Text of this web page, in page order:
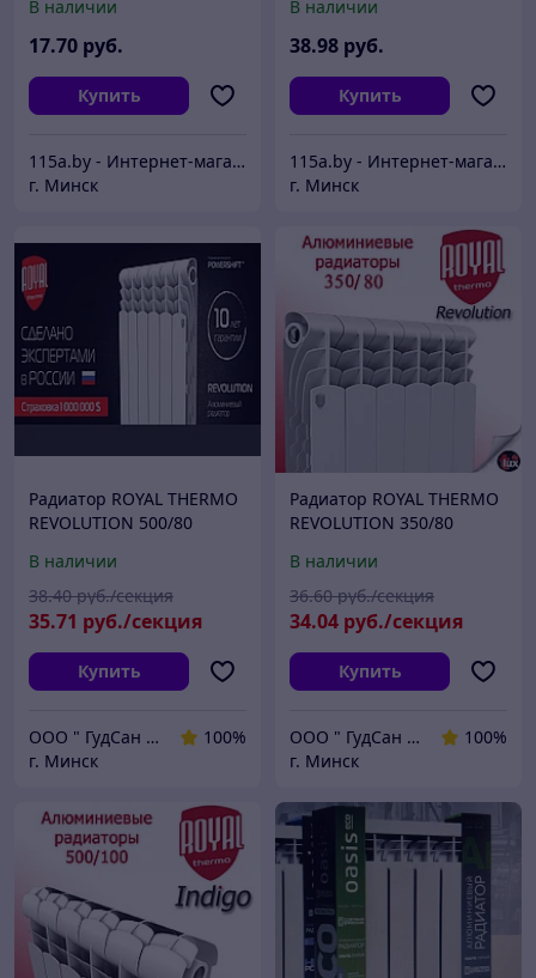
В наличии
17.70 руб.
Купить
115a.by - Интернет-магазин отопления и сантехники
г. Минск
(Россия).
В наличии
38.98 руб.
Купить
115a.by - Интернет-магазин отопления и сантехники
г. Минск
Радиатор ROYAL THERMO
REVOLUTION 500/80
В наличии
35.71 руб./секция
38.40 руб./секция
Купить
ООО " ГудСан " сантехника, отопление
100%
г. Минск
Радиатор ROYAL THERMO
REVOLUTION 350/80
скрутка)
В наличии
34.04 руб./секция
36.60 руб./секция
Купить
ООО " ГудСан " сантехника, отопление
100%
г. Минск